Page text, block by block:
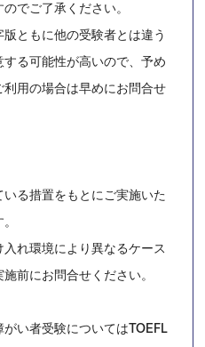
でご了承ください。
ともに他の受験者とは違う
る可能性が高いので、予め
利用の場合は早めにお問合せ
る措置をもとにご実施いた
れ環境により異なるケース
前にお問合せください。
者受験についてはTOEFL